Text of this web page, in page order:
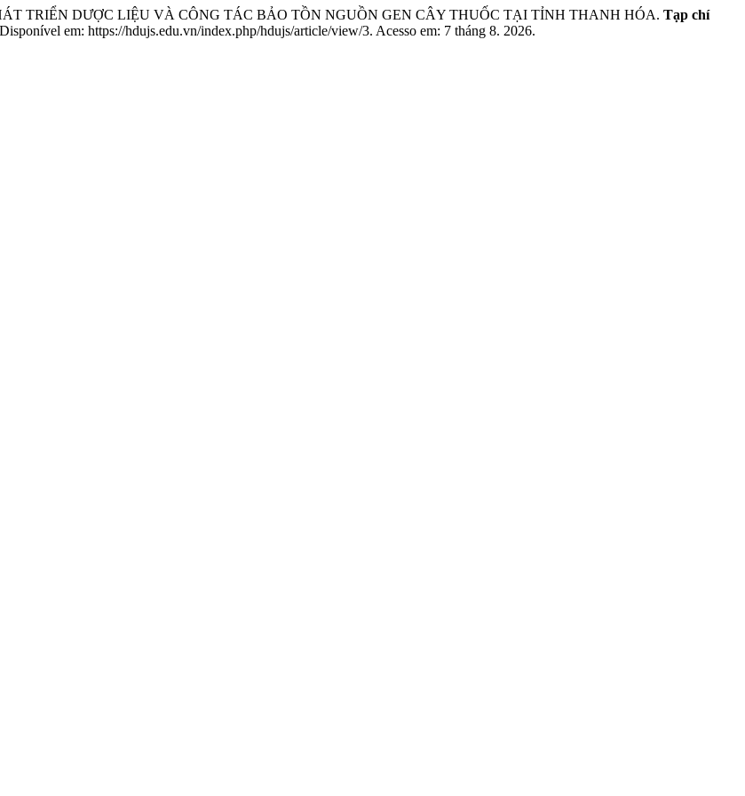
TRIỂN DƯỢC LIỆU VÀ CÔNG TÁC BẢO TỒN NGUỒN GEN CÂY THUỐC TẠI TỈNH THANH HÓA. Tạp chí
em: https://hdujs.edu.vn/index.php/hdujs/article/view/3. Acesso em: 7 tháng 8. 2026.